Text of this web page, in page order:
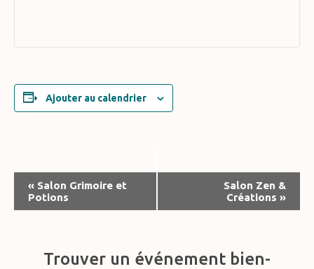
Ajouter au calendrier
Navigation
Évènement
« Salon Grimoire et
Potions
Salon Zen &
Créations »
Trouver un événement bien-